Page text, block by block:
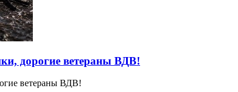
дорогие ветераны ВДВ!
ветераны ВДВ!